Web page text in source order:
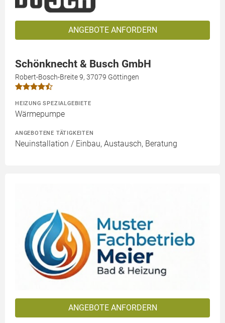
ANGEBOTE ANFORDERN
Schönknecht & Busch GmbH
Robert-Bosch-Breite 9, 37079 Göttingen
HEIZUNG SPEZIALGEBIETE
Wärmepumpe
ANGEBOTENE TÄTIGKEITEN
Neuinstallation / Einbau, Austausch, Beratung
ANGEBOTE ANFORDERN